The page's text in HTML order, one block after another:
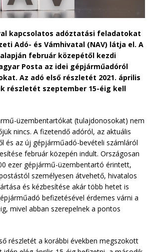
kapcsolatos adóztatási feladatokat
Adó- és Vámhivatal (NAV) látja el. A
február közepétől kezdi
Posta az idei gépjárműadóról
Az adó első részletét 2021. április
részletét szeptember 15-éig kell
üzembentartókat (tulajdonosokat) nem
nincs. A fizetendő adóról, az aktuális
és az új gépjárműadó-bevételi számláról
február közepén indult. Országosan
ezer gépjármű-üzembentartó érintett,
személyesen átvehető, hivatalos
és kézbesítése akár több hetet is
befizetésével érdemes várni a
mivel abban szerepelnek a pontos
részletét a korábbi években megszokott